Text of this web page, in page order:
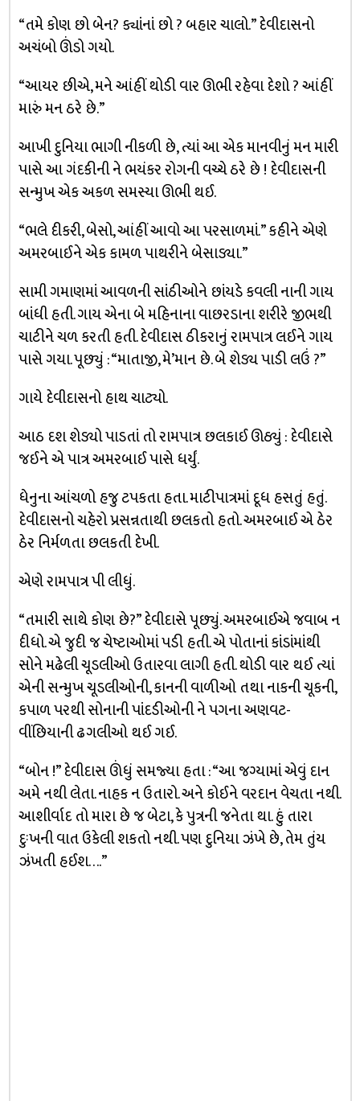
“તમે કોણ છો બેન? ક્યાંનાં છો ? બહાર ચાલો.” દેવીદાસનો
અચંબો ઊંડો ગયો.
“આયર છીએ, મને આંહીં થોડી વાર ઊભી રહેવા દેશો ? આંહીં
મારું મન ઠરે છે.”
આખી દુનિયા ભાગી નીકળી છે, ત્યાં આ એક માનવીનું મન મારી
પાસે આ ગંદકીની ને ભયંકર રોગની વચ્ચે ઠરે છે ! દેવીદાસની
સન્મુખ એક અકળ સમસ્યા ઊભી થઈ.
“ભલે દીકરી, બેસો, આંહીં આવો આ પરસાળમાં.” કહીને એણે
અમરબાઈને એક કામળ પાથરીને બેસાડ્યા.”
સામી ગમાણમાં આવળની સાંઠીઓને છાંયડે કવલી નાની ગાય
બાંધી હતી. ગાય એના બે મહિનાના વાછરડાના શરીરે જીભથી
ચાટીને ચળ કરતી હતી. દેવીદાસ ઠીકરાનું રામપાત્ર લઈને ગાય
પાસે ગયા. પૂછ્યું : “માતાજી, મે’માન છે. બે શેડ્ય પાડી લઉં ?”
ગાયે દેવીદાસનો હાથ ચાટ્યો.
આઠ દશ શેડ્યો પાડતાં તો રામપાત્ર છલકાઈ ઊઠ્યું : દેવીદાસે
જઈને એ પાત્ર અમરબાઈ પાસે ધર્યું.
ધેનુના આંચળો હજુ ટપકતા હતા. માટીપાત્રમાં દૂધ હસતું હતું.
દેવીદાસનો ચહેરો પ્રસન્નતાથી છલકતો હતો. અમરબાઈ એ ઠેર
ઠેર નિર્મળતા છલકતી દેખી.
એણે રામપાત્ર પી લીધું.
“તમારી સાથે કોણ છે?” દેવીદાસે પૂછ્યું. અમરબાઈએ જવાબ ન
દીધો. એ જુદી જ ચેષ્ટાઓમાં પડી હતી. એ પોતાનાં કાંડાંમાંથી
સોને મઢેલી ચૂડલીઓ ઉતારવા લાગી હતી. થોડી વાર થઈ ત્યાં
એની સન્મુખ ચૂડલીઓની, કાનની વાળીઓ તથા નાકની ચૂકની,
કપાળ પરથી સોનાની પાંદડીઓની ને પગના અણવટ-
વીંછિયાની ઢગલીઓ થઈ ગઈ.
“બોન !” દેવીદાસ ઊંધું સમજ્યા હતા : “આ જગ્યામાં એવું દાન
અમે નથી લેતા. નાહક ન ઉતારો. અને કોઈને વરદાન વેચતા નથી.
આશીર્વાદ તો મારા છે જ બેટા, કે પુત્રની જનેતા થા. હું તારા
દુઃખની વાત ઉકેલી શકતો નથી. પણ દુનિયા ઝંખે છે, તેમ તુંય
ઝંખતી હઈશ. . ..”